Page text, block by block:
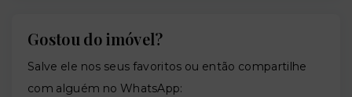
Gostou do imóvel?
Salve ele nos seus favoritos ou então compartilhe
com alguém no WhatsApp: